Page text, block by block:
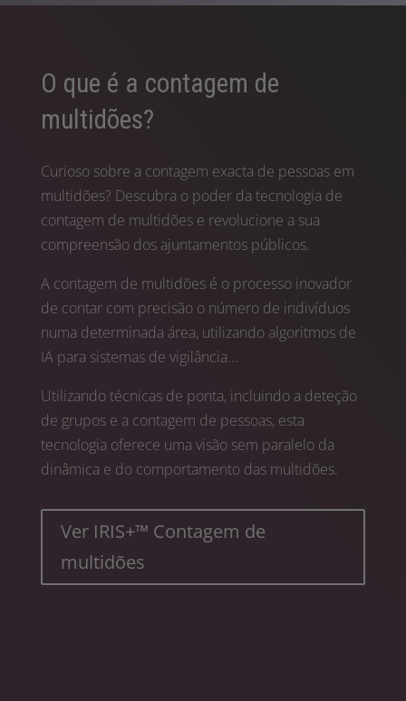
O que é a contagem de
multidões?
Curioso sobre a contagem exacta de pessoas em
multidões? Descubra o poder da tecnologia de
contagem de multidões e revolucione a sua
compreensão dos ajuntamentos públicos.
A contagem de multidões é o processo inovador
de contar com precisão o número de indivíduos
numa determinada área, utilizando algoritmos de
IA para sistemas de vigilância...
Utilizando técnicas de ponta, incluindo a deteção
de grupos e a contagem de pessoas, esta
tecnologia oferece uma visão sem paralelo da
dinâmica e do comportamento das multidões.
Ver IRIS+™ Contagem de
multidões